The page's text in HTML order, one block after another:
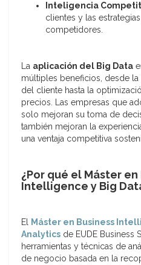
Inteligencia
clientes y las
competidores.
La aplicación del Big Data
múltiples beneficios, desde
del cliente hasta la
precios. Las empresas que
solo mejoran su toma de
también mejoran la
una ventaja competitiva
¿Por qué el Máster en
Intelligence y Big
El Máster en Business
Analytics de EUDE Business
herramientas y técnicas de
de negocio basada en la